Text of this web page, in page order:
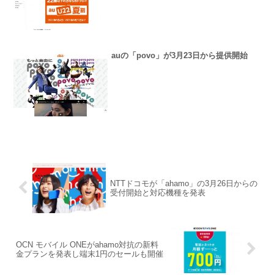
auの「povo」が3月23日から提供開始
NTTドコモが「ahamo」の3月26日からの
受付開始と対応機種を発表
OCN モバイル ONEがahamo対抗の新料
金プランを発表し端末1円のセールも開催